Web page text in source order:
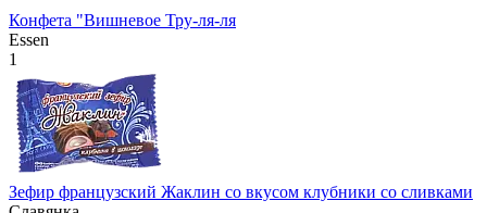
Конфета "Вишневое Тру-ля-ля
Essen
1
Зефир французский Жаклин со вкусом клубники со сливками